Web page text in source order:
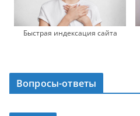
Быстрая индексация сайта
Вопросы-ответы